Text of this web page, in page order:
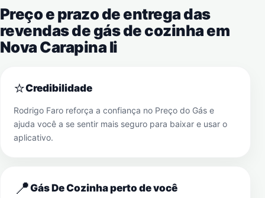
Preço e prazo de entrega das
revendas de gás de cozinha em
Nova Carapina Ii
⭐Credibilidade
Rodrigo Faro reforça a confiança no Preço do Gás e
ajuda você a se sentir mais seguro para baixar e usar o
aplicativo.
📍Gás De Cozinha perto de você